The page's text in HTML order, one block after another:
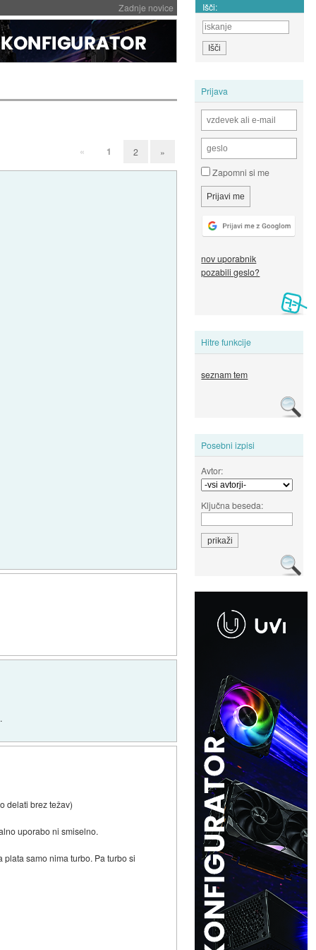
Zadnje novice Išči:
Prijava
Zapomni si me
nov uporabnik
pozabili geslo?
Hitre funkcije
seznam tem
Posebni izpisi
Avtor:
Ključna beseda:
« 1 2 »
delati brez težav)
uporabo ni smiselno.
plata samo nima turbo. Pa turbo si